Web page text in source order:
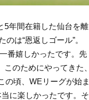
5年間在籍した仙台を離
は“恩返しゴール”。
番嬉しかったです。先
のためにやってきた、
の頃、WEリーグが始ま
に楽しかったです。そ